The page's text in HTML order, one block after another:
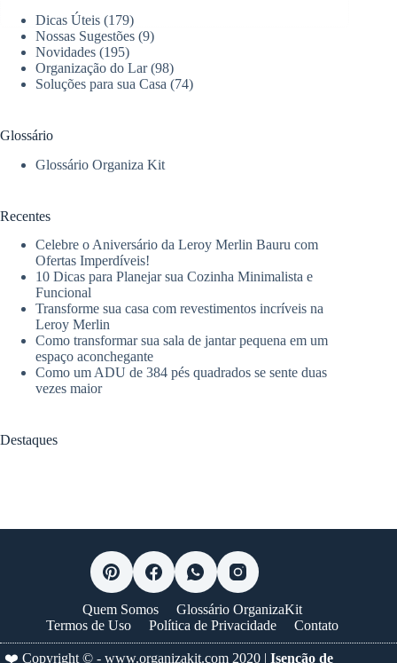
custos
de
uma
impermeabilização
mal
obra
Dicas Úteis (179)
Nossas Sugestões (9)
Novidades (195)
Organização do Lar(98)
Soluções para sua Casa (74)
Glossário
Glossário Organiza Kit
Recentes
Celebre o Aniversário da Leroy Merlin Bauru com
Ofertas Imperdíveis!
10 Dicas para Planejar sua Cozinha Minimalista e
Funcional
Transforme sua casa com revestimentos incríveis na
Leroy Merlin
Como transformar sua sala de jantar pequena em um
espaço aconchegante
Como um ADU de 384 pés quadrados se sente duas
vezes maior
Destaques
Quem Somos
Glossário OrganizaKit
Termos de Uso
Política de Privacidade Contato
❤️ Copyright © - www.organizakit.com 2020 | Isenção de